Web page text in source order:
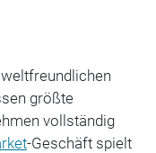
größte
vollständig
-Geschäft spielt